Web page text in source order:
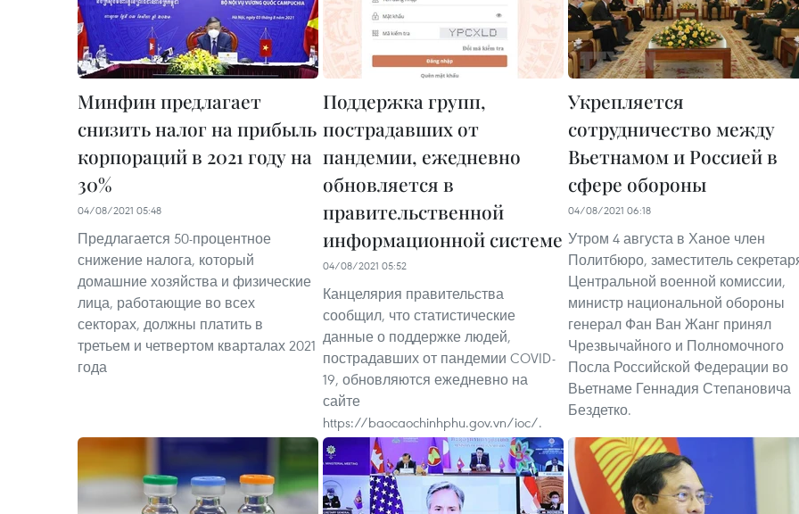
Минфин предлагает
снизить налог на прибыль
корпораций в 2021 году на
30%
04/08/2021 05:48
Предлагается 50-процентное
снижение налога, который
домашние хозяйства и физические
лица, работающие во всех
секторах, должны платить в
третьем и четвертом кварталах 2021
года
Поддержка групп,
пострадавших от
пандемии, ежедневно
обновляется в
правительственной
информационной системе
04/08/2021 05:52
Канцелярия правительства
сообщил, что статистические
данные о поддержке людей,
пострадавших от пандемии COVID-
19, обновляются ежедневно на
сайте
https://baocaochinhphu.gov.vn/ioc/.
Укрепляется
сотрудничество между
Вьетнамом и Россией в
сфере обороны
04/08/2021 06:18
Утром 4 августа в Ханое член
Политбюро, заместитель
Центральной военной комиссии,
министр национальной обороны
генерал Фан Ван Жанг принял
Чрезвычайного и Полномочного
Посла Российской Федерации во
Вьетнаме Геннадия Степановича
Бездетко.